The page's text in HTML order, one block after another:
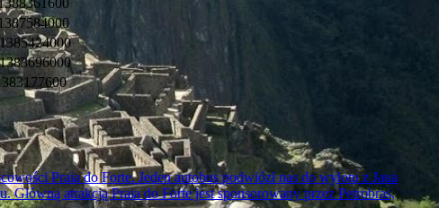
1385424000
1383696000
Praia do Forte. Jeden autobus podwiózł nas do wylotu z Jaua
atrakcją Praia do Forte jest sponsorowany przez Petrobras,